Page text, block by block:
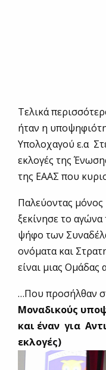
Τελικά
ήταν η
Υπολοχαγού ε.α
εκλογές της
της ΕΑΑΣ που
Παλεύοντας
ξεκίνησε το
ψήφο των
ονόματα και
είναι μιας
…Που προσήλθαν
Μοναδικούς
και έναν για
εκλογές)